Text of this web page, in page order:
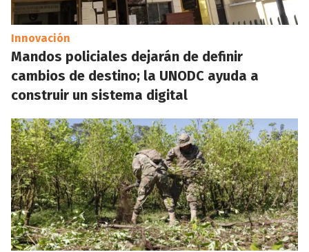
Innovación
Mandos policiales dejarán de definir
cambios de destino; la UNODC ayuda a
construir un sistema digital